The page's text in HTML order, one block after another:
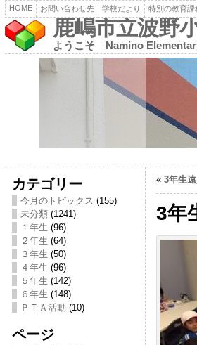
HOME お問い合わせ先 学校だより 特別の教育課
鹿嶋市立波野
ようこそ Namino
カテゴリー
今月のトピックス (155)
未分類(1241)
１年生 (96)
２年生 (64)
３年生 (50)
４年生 (96)
５年生 (142)
６年生 (148)
ＰＴＡ活動 (10)
ページ
« 3年生
3年